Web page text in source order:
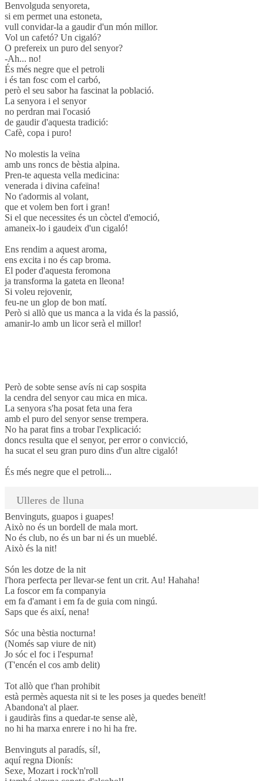
Benvolguda senyoreta,
si em permet una estoneta,
vull convidar-la a gaudir d'un món millor.
Vol un cafetó? Un cigaló?
O prefereix un puro del senyor?
-Ah... no!
És més negre que el petroli
i és tan fosc com el carbó,
però el seu sabor ha fascinat la població.
La senyora i el senyor
no perdran mai l'ocasió
de gaudir d'aquesta tradició:
Cafè, copa i puro!
No molestis la veïna
amb uns roncs de bèstia alpina.
Pren-te aquesta vella medicina:
venerada i divina cafeïna!
No t'adormis al volant,
que et volem ben fort i gran!
Si el que necessites és un còctel d'emoció,
amaneix-lo i gaudeix d'un cigaló!
Ens rendim a aquest aroma,
ens excita i no és cap broma.
El poder d'aquesta feromona
ja transforma la gateta en lleona!
Si voleu rejovenir,
feu-ne un glop de bon matí.
Però si allò que us manca a la vida és la passió,
amanir-lo amb un licor serà el millor!
Però de sobte sense avís ni cap sospita
la cendra del senyor cau mica en mica.
La senyora s'ha posat feta una fera
amb el puro del senyor sense trempera.
No ha parat fins a trobar l'explicació:
doncs resulta que el senyor, per error o convicció,
ha sucat el seu gran puro dins d'un altre cigaló!
És més negre que el petroli...
Ulleres de lluna
Benvinguts, guapos i guapes!
Això no és un bordell de mala mort.
No és club, no és un bar ni és un mueblé.
Això és la nit!
Són les dotze de la nit
l'hora perfecta per llevar-se fent un crit. Au! Hahaha!
La foscor em fa companyia
em fa d'amant i em fa de guia com ningú.
Saps que és així, nena!
Sóc una bèstia nocturna!
(Només sap viure de nit)
Jo sóc el foc i l'espurna!
(T'encén el cos amb delit)
Tot allò que t'han prohibit
està permès aquesta nit si te les poses ja quedes beneït!
Abandona't al plaer.
i gaudiràs fins a quedar-te sense alè,
no hi ha marxa enrere i no hi ha fre.
Benvinguts al paradís, sí!,
aquí regna Dionís:
Sexe, Mozart i rock'n'roll